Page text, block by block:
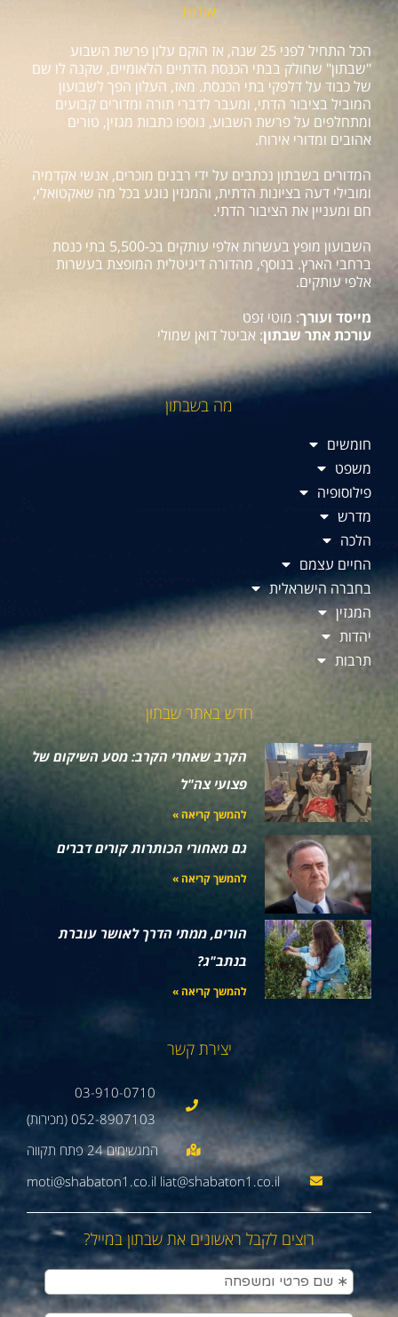
אודות
הכל התחיל לפני 25 שנה, אז הוקם עלון פרשת השבוע
"שבתון" שחולק בבתי הכנסת הדתיים הלאומיים, שקנה לו שם
של כבוד על דלפקי בתי הכנסת. מאז, העלון הפך לשבועון
המוביל בציבור הדתי, ומעבר לדברי תורה ומדורים קבועים
ומתחלפים על פרשת השבוע, נוספו כתבות מגזין, טורים
אהובים ומדורי אירוח.
המדורים בשבתון נכתבים על ידי רבנים מוכרים, אנשי אקדמיה
ומובילי דעה בציונות הדתית, והמגזין נוגע בכל מה שאקטואלי,
חם ומעניין את הציבור הדתי.
השבועון מופץ בעשרות אלפי עותקים בכ-5,500 בתי כנסת
ברחבי הארץ. בנוסף, מהדורה דיגיטלית המופצת בעשרות
אלפי עותקים.
מייסד ועורך: מוטי זפט
עורכת אתר שבתון: אביטל דואן שמולי
מה בשבתון
חומשים
משפט
פילוסופיה
מדרש
הלכה
החיים עצמם
בחברה הישראלית
המגזין
יהדות
תרבות
חדש באתר שבתון
הקרב שאחרי הקרב: מסע השיקום של
פצועי צה"ל
להמשך קריאה »
גם מאחורי הכותרות קורים דברים
להמשך קריאה »
הורים, ממתי הדרך לאושר עוברת
בנתב"ג?
להמשך קריאה »
יצירת קשר
03-910-0710
052-8907103 (מכירות)
moti@shabaton1.co.il liat@shabaton1.co.il
רוצים לקבל ראשונים את שבתון במייל?